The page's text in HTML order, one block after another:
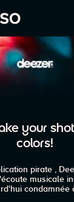
PRINCIPAL
your
colors!
pirate ,
musicale
condamnée